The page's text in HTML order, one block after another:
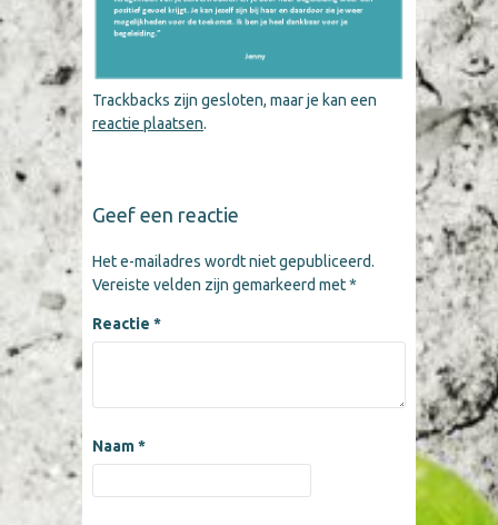
Trackbacks zijn gesloten, maar je kan een
reactie plaatsen.
Geef een reactie
Het e-mailadres wordt niet gepubliceerd.
Vereiste velden zijn gemarkeerd met*
Reactie *
Naam*